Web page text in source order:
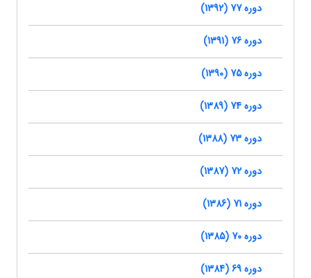
دوره 77 (1392)
دوره 76 (1391)
دوره 75 (1390)
دوره 74 (1389)
دوره 73 (1388)
دوره 72 (1387)
دوره 71 (1386)
دوره 70 (1385)
دوره 69 (1384)